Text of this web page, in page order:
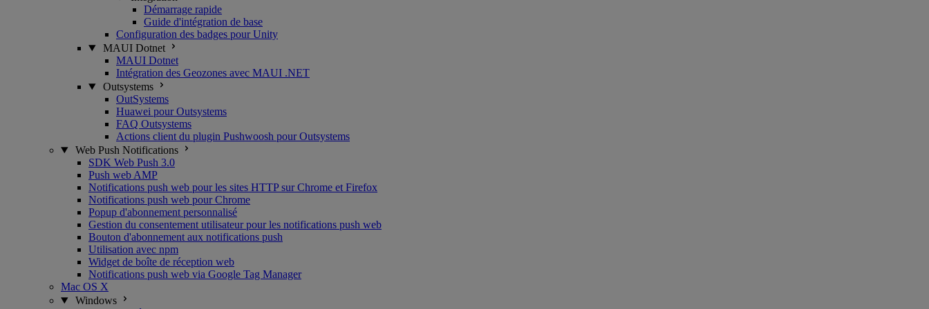
Démarrage rapide
Guide d'intégration de base
Configuration des badges pour Unity
MAUI Dotnet
MAUI Dotnet
Intégration des Geozones avec MAUI .NET
Outsystems
OutSystems
Huawei pour Outsystems
FAQ Outsystems
Actions client du plugin Pushwoosh pour Outsystems
Web Push Notifications
SDK Web Push 3.0
Push web AMP
Notifications push web pour les sites HTTP sur Chrome et Firefox
Notifications push web pour Chrome
Popup d'abonnement personnalisé
Gestion du consentement utilisateur pour les notifications push web
Bouton d'abonnement aux notifications push
Utilisation avec npm
Widget de boîte de réception web
Notifications push web via Google Tag Manager
Mac OS X
Windows